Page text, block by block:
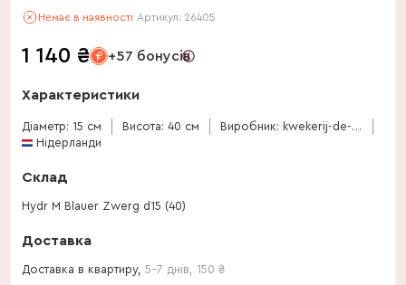
Немає в наявності Артикул: 26405
1 140 ₴ +57 бонусів
Характеристики
Діаметр: 15 см Висота: 40 см
Виробник: kwekerij-de-stadsweiden
Нідерланди
Склад
Hydr M Blauer Zwerg d15 (40)
Доставка
Доставка в квартиру, 5-7 днів 150 ₴